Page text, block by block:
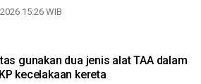
15:26 WIB
gunakan dua jenis alat TAA dalam
kecelakaan kereta